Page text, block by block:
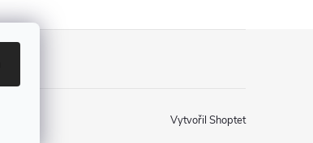
Vytvořil Shoptet